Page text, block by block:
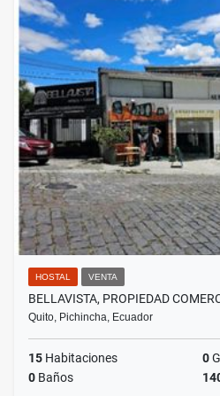
HOSTAL VENTA
BELLAVISTA, PROPIEDAD
Quito, Pichincha, Ecuador
15 Habitaciones 0
0 Baños